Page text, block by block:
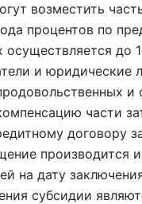
возместить
процентов по
до
и юридические
части
договору
производится
на дату
субсидии